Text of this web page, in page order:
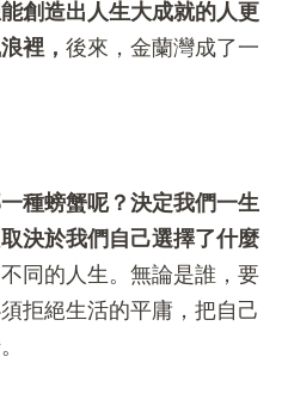
創造出人生大成就的人更
裡， 後來，金蘭灣成了一
種螃蟹呢？決定我們一生
決於我們自己選擇了什麼
同的人生。無論是誰，要
拒絕生活的平庸，把自己